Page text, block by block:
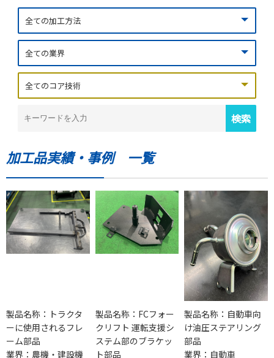
加工品実績・事例 一覧
製品名称：トラクタ
ーに使用されるフレ
ーム部品
業界：農機・建設機
製品名称：FCフォー
クリフト 運転支援シ
ステム部のブラケッ
ト部品
製品名称：自動車向
け油圧ステアリング
部品
業界：自動車